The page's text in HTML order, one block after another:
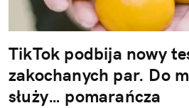
TikTok podbija nowy
zakochanych par. Do
służy… pomarańcza